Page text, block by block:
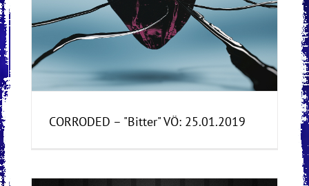
CORRODED – "Bitter" VÖ: 25.01.2019